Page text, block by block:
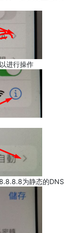
进行操作
为静态的DNS